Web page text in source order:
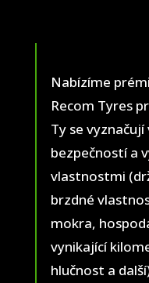
Nabízíme
Recom Tyres
Ty se
bezpečností a
vlastnostmi
brzdné
mokra,
vynikající
hlučnost a